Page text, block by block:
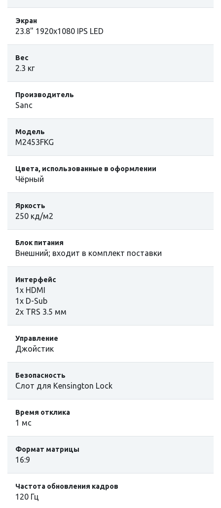
Экран
23.8" 1920x1080 IPS LED
Вес
2.3 кг
Производитель
Sanc
Модель
M2453FKG
Цвета, использованные в оформлении
Чёрный
Яркость
250 кд/м2
Блок питания
Внешний; входит в комплект поставки
Интерфейс
1х HDMI
1x D-Sub
2x TRS 3.5 мм
Управление
Джойстик
Безопасность
Слот для Kensington Lock
Время отклика
1 мс
Формат матрицы
16:9
Частота обновления кадров
120 Гц